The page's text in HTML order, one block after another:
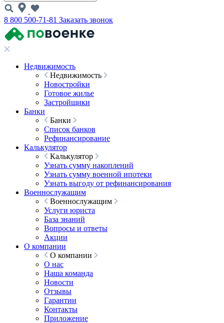
8 800 500-71-81 Заказать звонок
Недвижимость
Недвижимость
Новостройки
Готовое жилье
Застройщики
Банки
Банки
Список банков
Рефинансирование
Калькулятор
Калькулятор
Узнать сумму накоплений
Узнать сумму военной ипотеки
Узнать выгоду от рефинансирования
Военнослужащим
Военнослужащим
Услуги юриста
База знаний
Вопросы и ответы
Акции
О компании
О компании
О нас
Наша команда
Новости
Отзывы
Гарантии
Контакты
Приложение